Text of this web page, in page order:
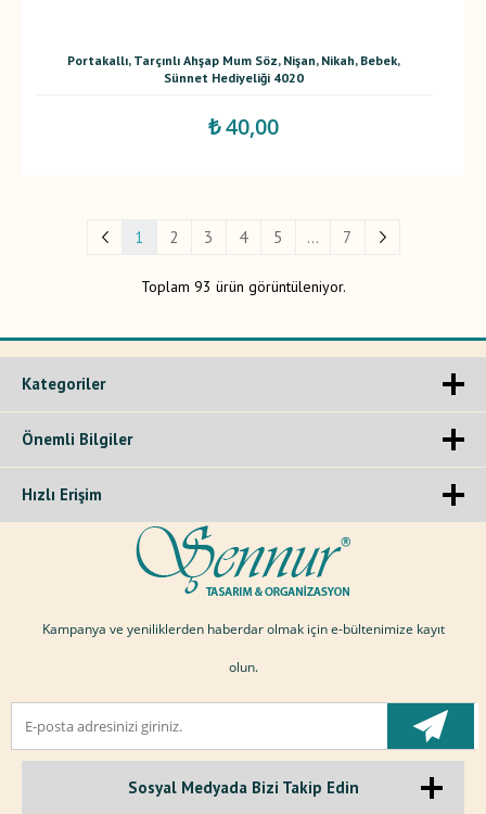
Portakallı, Tarçınlı Ahşap Mum Söz, Nişan, Nikah, Bebek,
Sünnet Hediyeliği 4020
₺ 40,00
1 2 3 4 5 ... 7
Toplam 93 ürün görüntüleniyor.
Kategoriler
Önemli Bilgiler
Hızlı Erişim
Kampanya ve yeniliklerden haberdar olmak için e-bültenimize kayıt
olun.
Sosyal Medyada Bizi Takip Edin